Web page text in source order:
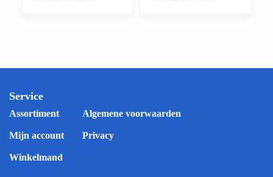
Service
Assortiment
Mijn account
Winkelmand
Algemene voorwaarden
Privacy